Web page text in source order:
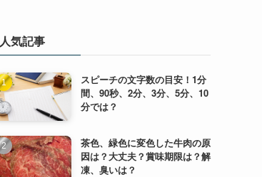
人気記事
スピーチの文字数の目安！1分
間、90秒、2分、3分、5分、10
分では？
茶色、緑色に変色した牛肉の原
因は？大丈夫？賞味期限は？解
凍、臭いは？